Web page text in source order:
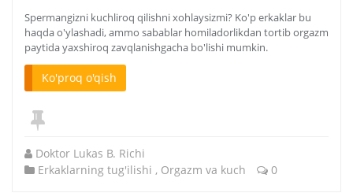
Spermangizni kuchliroq qilishni xohlaysizmi? Ko'p erkaklar bu
haqda o'ylashadi, ammo sabablar homiladorlikdan tortib orgazm
paytida yaxshiroq zavqlanishgacha bo'lishi mumkin.
Ko'proq o'qish
Doktor Lukas B. Richi
Erkaklarning tug'ilishi , Orgazm va kuch 0